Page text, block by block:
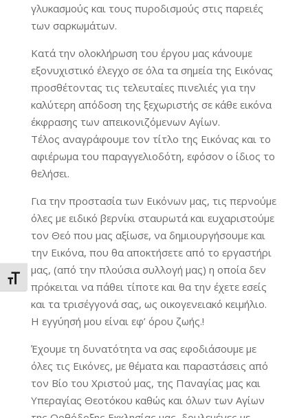
Εναλλαγή Μεγέθους Γραμμάτων
γλυκασμούς και τους πυροδισμούς στις παρειές
των σαρκωμάτων.
Κατά την ολοκλήρωση του έργου μας κάνουμε
εξονυχιστικό έλεγχο σε όλα τα σημεία της Εικόνας
προσθέτοντας τις τελευταίες πινελιές για την
καλύτερη απόδοση της ξεχωριστής σε κάθε εικόνα
έκφρασης των απεικονιζόμενων Αγίων.
Τέλος αναγράφουμε τον τίτλο της Εικόνας και το
αφιέρωμα του παραγγελιοδότη, εφόσον ο ίδιος το
θελήσει.
Για την προστασία των Εικόνων μας, τις περνούμε
όλες με ειδικό βερνίκι σταυρωτά και ευχαριστούμε
τον Θεό που μας αξίωσε, να δημιουργήσουμε και
την Εικόνα, που θα αποκτήσετε από το εργαστήρι
μας, (από την πλούσια συλλογή μας) η οποία δεν
πρόκειται να πάθει τίποτε και θα την έχετε εσείς
και τα τρισέγγονά σας, ως οικογενειακό κειμήλιο.
Η εγγύησή μου είναι εφ’ όρου ζωής.!
Έχουμε τη δυνατότητα να σας εφοδιάσουμε με
όλες τις Εικόνες, με θέματα και παραστάσεις από
τον Βίο του Χριστού μας, της Παναγίας μας και
Υπεραγίας Θεοτόκου καθώς και όλων των Αγίων